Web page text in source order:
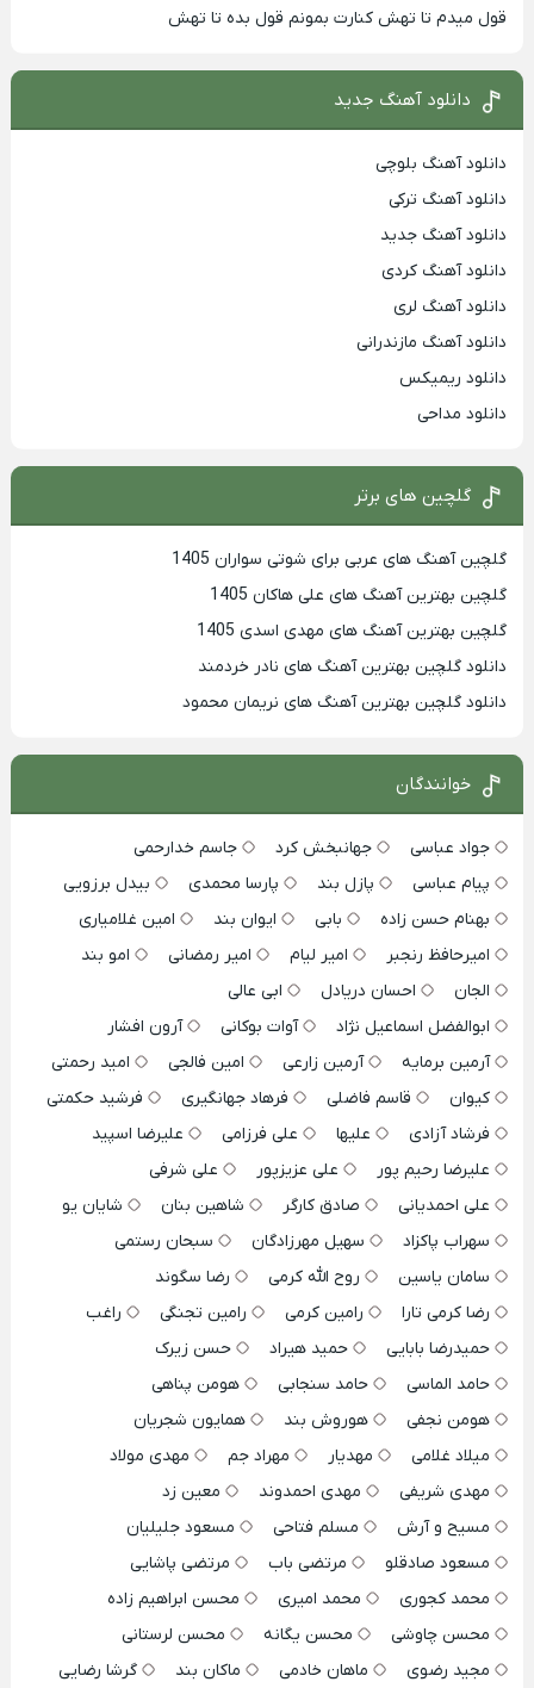
قول میدم تا تهش کنارت بمونم قول بده تا تهش
دانلود آهنگ جدید
دانلود آهنگ بلوچی
دانلود آهنگ ترکی
دانلود آهنگ جدید
دانلود آهنگ کردی
دانلود آهنگ لری
دانلود آهنگ مازندرانی
دانلود ریمیکس
دانلود مداحی
گلچین های برتر
گلچین آهنگ های عربی برای شوتی سواران 1405
گلچین بهترين آهنگ های علی هاکان 1405
گلچین بهترین آهنگ های مهدی اسدی 1405
دانلود گلچین بهترین آهنگ های نادر خردمند
دانلود گلچین بهترین آهنگ های نریمان محمود
خوانندگان
جواد عباسی جهانبخش کرد
جاسم خدارحمی
پیام عباسی
پازل بند پارسا محمدی
بیدل برزویی
بهنام حسن زاده
بابی ایوان بند
امین غلامیاری
امیرحافظ رنجبر
امیر لیام امیر رمضانی
امو بند
الجان
احسان دریادل
ابی عالی
ابوالفضل اسماعیل نژاد
آوات بوکانی
آرون افشار
آرمین برمایه
آرمین زارعی امین فالجی
امید رحمتی
کیوان
قاسم فاضلی فرهاد جهانگیری
فرشید حکمتی
فرشاد آزادی
علیها علی فرزامی
علیرضا اسپید
علیرضا رحیم پور
علی عزیزپور
علی شرفی
علی احمدیانی
صادق کارگر شاهین بنان
شایان یو
سهراب پاکزاد
سهیل مهرزادگان
سبحان رستمی
سامان یاسین
روح الله کرمی
رضا سگوند
رضا کرمی تارا
رامین کرمی رامین تجنگی
راغب
حمیدرضا بابایی
حمید هیراد
حسن زیرک
حامد الماسی
حامد سنجابی
هومن پناهی
هومن نجفی
هوروش بند
همایون شجریان
میلاد غلامی
مهدیار مهراد جم
مهدی مولاد
مهدی شریفی
مهدی احمدوند
معین زد
مسیح و آرش
مسلم فتاحی
مسعود جلیلیان
مسعود صادقلو
مرتضی باب
مرتضی پاشایی
محمد کجوری
محمد امیری
محسن ابراهیم زاده
محسن چاوشی
محسن یگانه
محسن لرستانی
مجید رضوی
ماهان خادمی ماکان بند گرشا رضایی